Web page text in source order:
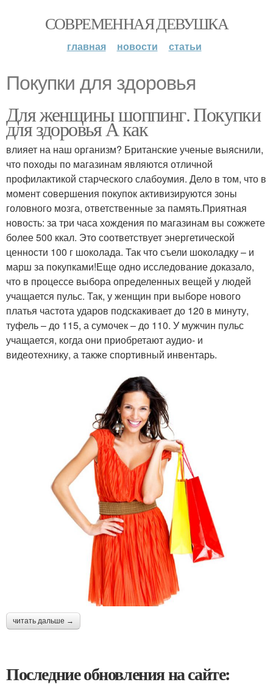
СОВРЕМЕННАЯ ДЕВУШКА
главная новости статьи
Покупки для здоровья
Для женщины шоппинг. Покупки
для здоровья А как
влияет на наш организм? Британские ученые выяснили,
что походы по магазинам являются отличной
профилактикой старческого слабоумия. Дело в том, что в
момент совершения покупок активизируются зоны
головного мозга, ответственные за память.Приятная
новость: за три часа хождения по магазинам вы сожжете
более 500 ккал. Это соответствует энергетической
ценности 100 г шоколада. Так что съели шоколадку – и
марш за покупками!Еще одно исследование доказало,
что в процессе выбора определенных вещей у людей
учащается пульс. Так, у женщин при выборе нового
платья частота ударов подскакивает до 120 в минуту,
туфель – до 115, а сумочек – до 110. У мужчин пульс
учащается, когда они приобретают аудио- и
видеотехнику, а также спортивный инвентарь.
читать дальше →
Последние обновления на сайте: